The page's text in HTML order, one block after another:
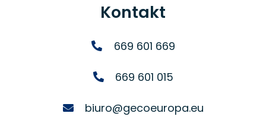
Kontakt
669 601 669
669 601 015
biuro@gecoeuropa.eu